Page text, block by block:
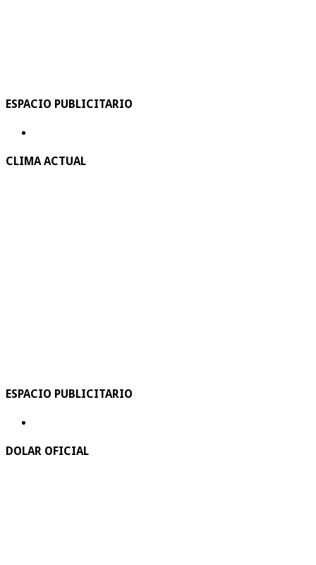
ESPACIO PUBLICITARIO
CLIMA ACTUAL
ESPACIO PUBLICITARIO
DOLAR OFICIAL